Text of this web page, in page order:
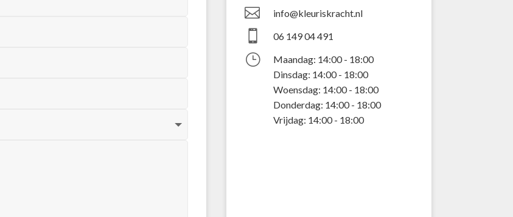
 info@kleuriskracht.nl
 06 149 04 491
}
Maandag: 14:00 - 18:00
Dinsdag: 14:00 - 18:00
Woensdag: 14:00 - 18:00
Donderdag: 14:00 - 18:00
Vrijdag: 14:00 - 18:00